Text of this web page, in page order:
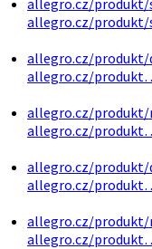
allegro.cz/
allegro.cz/
allegro.cz/
allegro.cz/
allegro.cz/
allegro.cz/
allegro.cz/
allegro.cz/
allegro.cz/